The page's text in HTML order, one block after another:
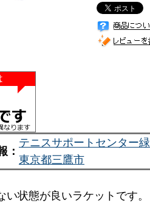
：
テニスサポートセンター
東京都三鷹市
状態が良いラケットです。